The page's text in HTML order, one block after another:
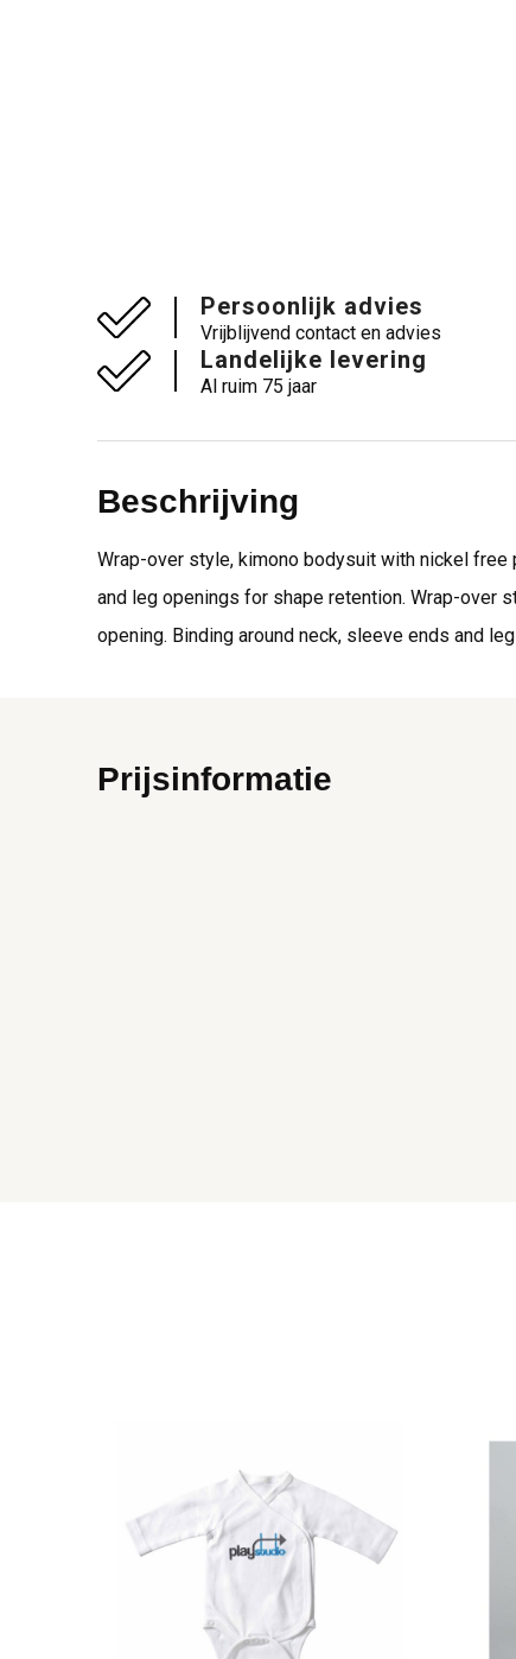
Persoonlijk advies
Vrijblijvend contact en advies
Landelijke levering
Al ruim 75 jaar
Beschrijving
Wrap-over style, kimono bodysuit with nickel
and leg openings for shape retention. Wrap-
opening. Binding around neck, sleeve ends and
Prijsinformatie